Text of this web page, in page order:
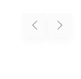
Previous Next